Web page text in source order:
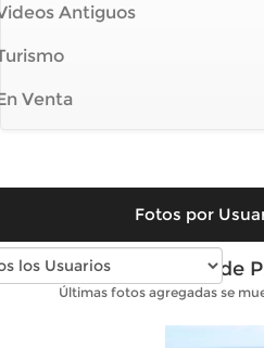
Antiguos
Venta
Fotos por
Fotos modernas de
Últimas fotos agregadas se